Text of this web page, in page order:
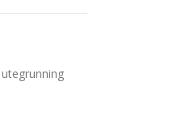
utegrunning